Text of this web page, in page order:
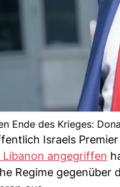
Ende des Krieges:
Israels Premier
Libanon angegriffen
Regime gegenüber